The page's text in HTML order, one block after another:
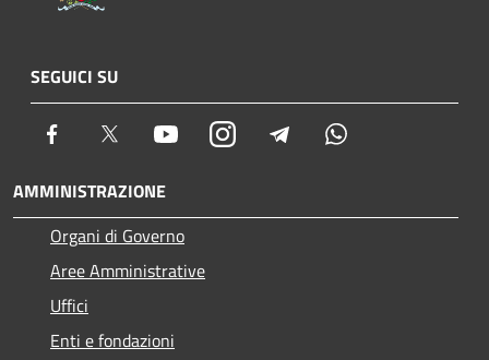
SEGUICI SU
Facebook Twitter YoutubeInstagram Telegram
AMMINISTRAZIONE
Organi di Governo
Aree Amministrative
Uffici
Enti e fondazioni